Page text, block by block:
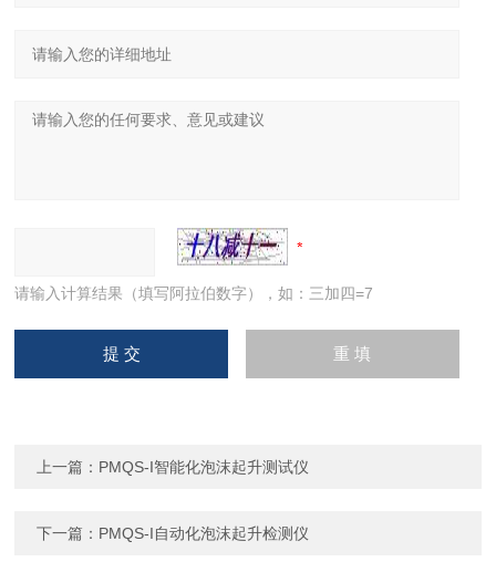
请输入计算结果（填写阿拉伯数字），如：三加四=7
上一篇： PMQS-I智能化泡沫起升测试仪
下一篇： PMQS-I自动化泡沫起升检测仪